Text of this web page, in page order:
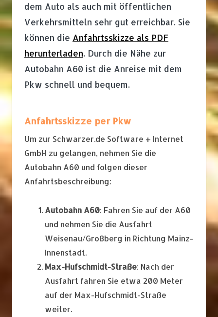
dem Auto als auch mit öffentlichen
Verkehrsmitteln sehr gut erreichbar. Sie
können die Anfahrtsskizze als PDF
herunterladen. Durch die Nähe zur
Autobahn A60 ist die Anreise mit dem
Pkw schnell und bequem.
Anfahrtsskizze per Pkw
Um zur Schwarzer.de Software + Internet
GmbH zu gelangen, nehmen Sie die
Autobahn A60 und folgen dieser
Anfahrtsbeschreibung:
Autobahn A60: Fahren Sie auf der A60
und nehmen Sie die Ausfahrt
Weisenau/Großberg in Richtung Mainz-
Innenstadt.
Max-Hufschmidt-Straße: Nach der
Ausfahrt fahren Sie etwa 200 Meter
auf der Max-Hufschmidt-Straße
weiter.